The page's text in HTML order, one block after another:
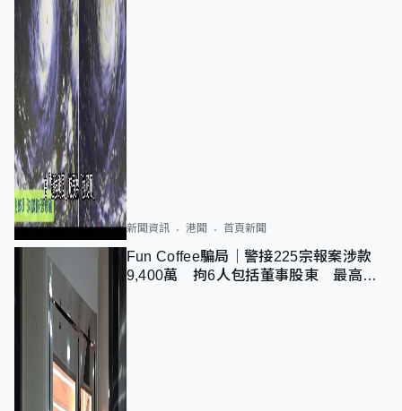
新聞資訊 港聞 首頁新聞
Fun Coffee騙局｜警接225宗報案涉款
9,400萬 拘6人包括董事股東 最高金